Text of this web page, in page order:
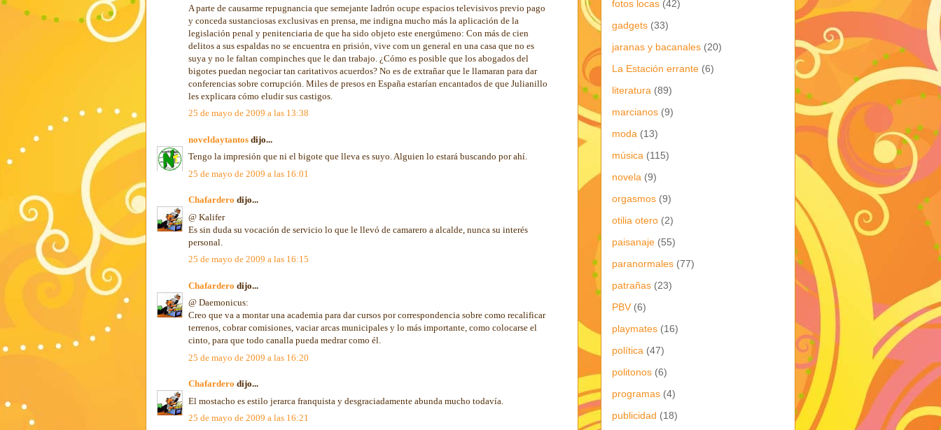
A parte de causarme repugnancia que semejante ladrón ocupe espacios televisivos previo pago
y conceda sustanciosas exclusivas en prensa, me indigna mucho más la aplicación de la
legislación penal y penitenciaria de que ha sido objeto este energúmeno: Con más de cien
delitos a sus espaldas no se encuentra en prisión, vive com un general en una casa que no es
suya y no le faltan compinches que le dan trabajo. ¿Cómo es posible que los abogados del
bigotes puedan negociar tan caritativos acuerdos? No es de extrañar que le llamaran para dar
conferencias sobre corrupción. Miles de presos en España estarían encantados de que Julianillo
les explicara cómo eludir sus castigos.
25 de mayo de 2009 a las 13:38
noveldaytantos dijo...
Tengo la impresión que ni el bigote que lleva es suyo. Alguien lo estará buscando por ahí.
25 de mayo de 2009 a las 16:01
Chafardero dijo...
@ Kalifer
Es sin duda su vocación de servicio lo que le llevó de camarero a alcalde, nunca su interés
personal.
25 de mayo de 2009 a las 16:15
Chafardero dijo...
@ Daemonicus:
Creo que va a montar una academia para dar cursos por correspondencia sobre como recalificar
terrenos, cobrar comisiones, vaciar arcas municipales y lo más importante, como colocarse el
cinto, para que todo canalla pueda medrar como él.
25 de mayo de 2009 a las 16:20
Chafardero dijo...
El mostacho es estilo jerarca franquista y desgraciadamente abunda mucho todavía.
25 de mayo de 2009 a las 16:21
fotos locas (42)
gadgets (33)
jaranas y bacanales (20)
La Estación errante (6)
literatura (89)
marcianos (9)
moda (13)
música (115)
novela (9)
orgasmos (9)
otilia otero (2)
paisanaje (55)
paranormales (77)
patrañas (23)
PBV (6)
playmates (16)
política (47)
politonos (6)
programas (4)
publicidad (18)